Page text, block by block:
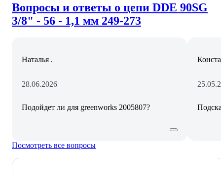
Вопросы и ответы о цепи DDE 90SG
3/8" - 56 - 1,1 мм 249-273
Наталья .
28.06.2026
Подойдет ли для greenworks 2005807?
Посмотреть все вопросы